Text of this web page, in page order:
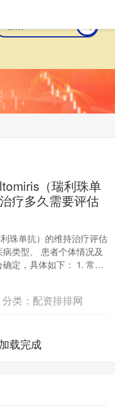
（瑞利珠单
疗多久需要评估
珠单抗）的维持治疗评估
类型、 患者个体情况及
定，具体如下： 1. 常规
体重≥20kg儿童患者....
分类： 配资排排网
载完成